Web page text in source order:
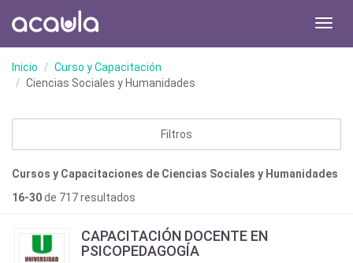
Inicio
Curso y Capacitación
Ciencias Sociales y Humanidades
Filtros
Cursos y Capacitaciones de Ciencias Sociales y Humanidades
16-30de 717 resultados
CAPACITACIÓN DOCENTE EN
PSICOPEDAGOGÍA